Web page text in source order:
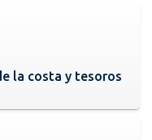
la costa y tesoros